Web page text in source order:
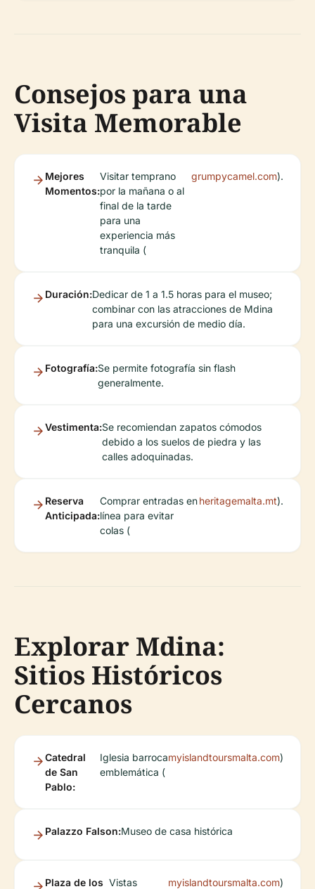
Consejos para una
Visita Memorable
Mejores
Momentos:
Visitar temprano
por la mañana o al
final de la tarde
para una
experiencia más
tranquila (
grumpycamel.com).
Duración:Dedicar de 1 a 1.5 horas para el museo;
combinar con las atracciones de Mdina
para una excursión de medio día.
Fotografía:Se permite fotografía sin flash
generalmente.
Vestimenta:Se recomiendan zapatos cómodos
debido a los suelos de piedra y las
calles adoquinadas.
Reserva
Anticipada:
Comprar entradas en
línea para evitar
colas (
heritagemalta.mt).
Explorar Mdina:
Sitios Históricos
Cercanos
Catedral
de San
Pablo:
Iglesia barroca
emblemática (
myislandtoursmalta.com)
Palazzo Falson:Museo de casa histórica
Plaza de los Vistas
myislandtoursmalta.com)